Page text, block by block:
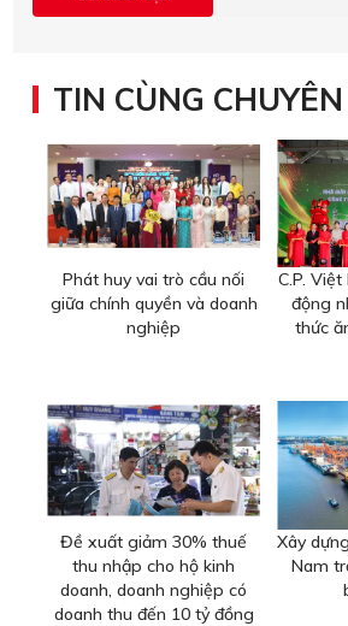
TIN CÙNG
Phát huy vai trò cầu nối
giữa chính quyền và doanh
nghiệp
C.P.
động
thức
Đề xuất giảm 30% thuế
thu nhập cho hộ kinh
doanh, doanh nghiệp có
doanh thu đến 10 tỷ đồng
Xây
Nam